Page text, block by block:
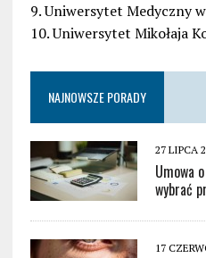
9. Uniwersytet Medyczny
10. Uniwersytet Mikołaja
NAJNOWSZE PORADY
27 LIPCA
Umowa
wybrać
17